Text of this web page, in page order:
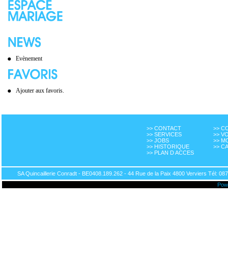
Evènement
Ajouter aux favoris.
>> CONTACT
>> SERVICES
>> JOBS
>> HISTORIQUE
>> PLAN D ACCES
>>
>>
>>
>>
SA Quincaillerie Conradt - BE0408.189.262 - 44 Rue de la Paix 4800 Verviers Tél: